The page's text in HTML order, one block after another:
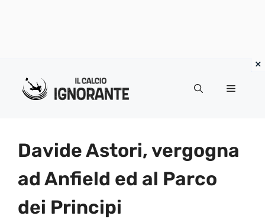
Menu
Davide Astori, vergogna
ad Anfield ed al Parco
dei Principi